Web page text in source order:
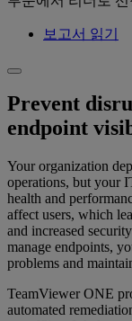
보고서 읽기
Prevent
endpoint
Your organization
operations, but your
health and
affect users, which
and increased
manage endpoints,
problems and
TeamViewer ONE
automated